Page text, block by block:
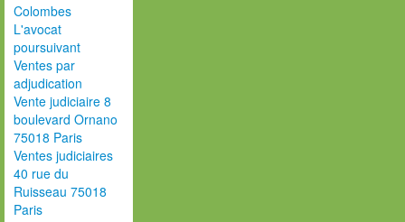
Colombes
L'avocat
poursuivant
Ventes par
adjudication
Vente judiciaire 8
boulevard Ornano
75018 Paris
Ventes judiciaires
40 rue du
Ruisseau 75018
Paris